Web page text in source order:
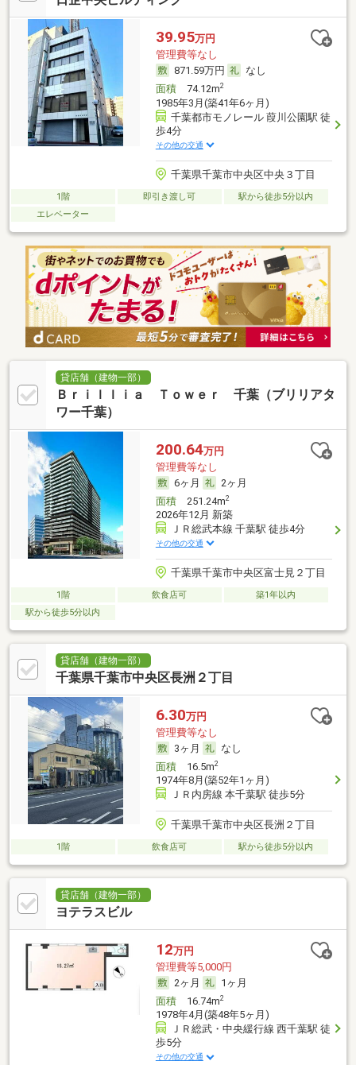
39.95万円
管理費等なし
871.59万円
なし
面積74.12m2
1985年3月(築41年6ヶ月)
千葉都市モノレール 葭川公園駅 徒
歩4分
その他の交通
千葉県千葉市中央区中央３丁目
1階 即引き渡し可
駅から徒歩5分以内
エレベーター
貸店舗（建物一部）
Ｂｒｉｌｌｉａ Ｔｏｗｅｒ 千葉（ブリリアタ
ワー千葉）
200.64万円
管理費等なし
6ヶ月
2ヶ月
面積251.24m2
2026年12月 新築
ＪＲ総武本線 千葉駅 徒歩4分
その他の交通
千葉県千葉市中央区富士見２丁目
1階 飲食店可
築1年以内
駅から徒歩5分以内
貸店舗（建物一部）
千葉県千葉市中央区長洲２丁目
6.30万円
管理費等なし
3ヶ月
なし
面積16.5m2
1974年8月(築52年1ヶ月)
ＪＲ内房線 本千葉駅 徒歩5分
千葉県千葉市中央区長洲２丁目
1階 飲食店可 駅から徒歩5分以内
貸店舗（建物一部）
ヨテラスビル
12万円
管理費等5,000円
2ヶ月
1ヶ月
面積16.74m2
1978年4月(築48年5ヶ月)
ＪＲ総武・中央緩行線 西千葉駅 徒
歩5分
その他の交通